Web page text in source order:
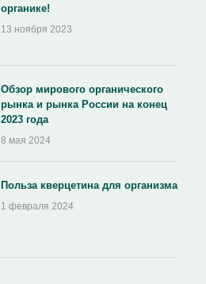
органике!
13 ноября 2023
Обзор мирового органического
рынка и рынка России на конец
2023 года
8 мая 2024
Польза кверцетина для организма
1 февраля 2024